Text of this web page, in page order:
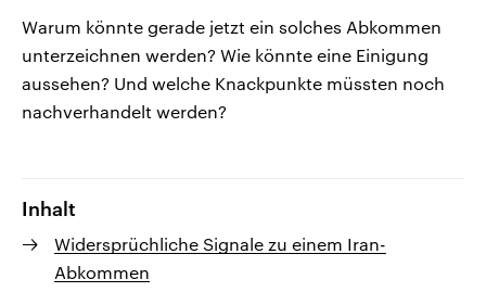
Warum könnte gerade jetzt ein solches Abkommen
unterzeichnen werden? Wie könnte eine Einigung
aussehen? Und welche Knackpunkte müssten noch
nachverhandelt werden?
Inhalt
Widersprüchliche Signale zu einem Iran-
Abkommen